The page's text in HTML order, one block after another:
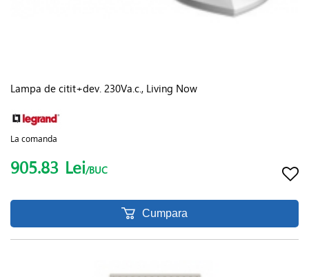
Lampa de citit+dev. 230Va.c., Living Now
La comanda
905.83 Lei/BUC
Cumpara